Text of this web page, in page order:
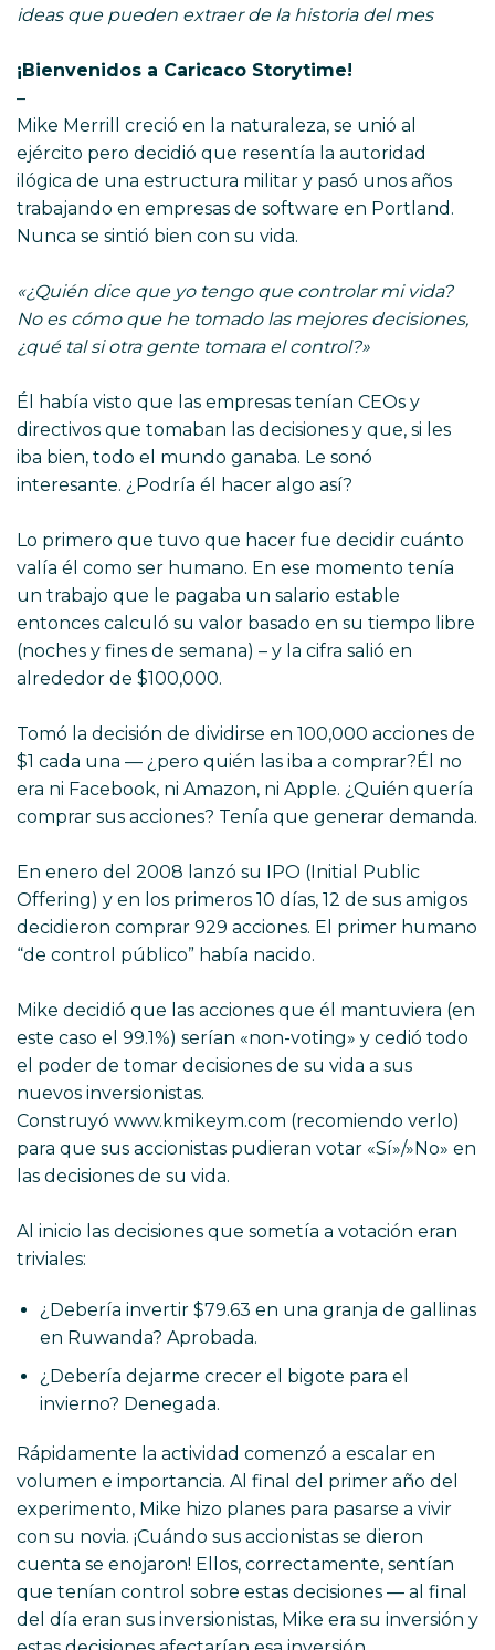
ideas que pueden extraer de la historia del mes
¡Bienvenidos a Caricaco Storytime!
–
Mike Merrill creció en la naturaleza, se unió al
ejército pero decidió que resentía la autoridad
ilógica de una estructura militar y pasó unos años
trabajando en empresas de software en Portland.
Nunca se sintió bien con su vida.
«¿Quién dice que yo tengo que controlar mi vida?
No es cómo que he tomado las mejores decisiones,
¿qué tal si otra gente tomara el control?»
Él había visto que las empresas tenían CEOs y
directivos que tomaban las decisiones y que, si les
iba bien, todo el mundo ganaba. Le sonó
interesante. ¿Podría él hacer algo así?
Lo primero que tuvo que hacer fue decidir cuánto
valía él como ser humano. En ese momento tenía
un trabajo que le pagaba un salario estable
entonces calculó su valor basado en su tiempo libre
(noches y fines de semana) – y la cifra salió en
alrededor de $100,000.
Tomó la decisión de dividirse en 100,000 acciones de
$1 cada una — ¿pero quién las iba a comprar?Él no
era ni Facebook, ni Amazon, ni Apple. ¿Quién quería
comprar sus acciones? Tenía que generar demanda.
En enero del 2008 lanzó su IPO (Initial Public
Offering) y en los primeros 10 días, 12 de sus amigos
decidieron comprar 929 acciones. El primer humano
“de control público” había nacido.
Mike decidió que las acciones que él mantuviera (en
este caso el 99.1%) serían «non-voting» y cedió todo
el poder de tomar decisiones de su vida a sus
nuevos inversionistas.
Construyó www.kmikeym.com (recomiendo verlo)
para que sus accionistas pudieran votar «Sí»/»No» en
las decisiones de su vida.
Al inicio las decisiones que sometía a votación eran
triviales:
¿Debería invertir $79.63 en una granja de gallinas
en Ruwanda? Aprobada.
¿Debería dejarme crecer el bigote para el
invierno? Denegada.
Rápidamente la actividad comenzó a escalar en
volumen e importancia. Al final del primer año del
experimento, Mike hizo planes para pasarse a vivir
con su novia. ¡Cuándo sus accionistas se dieron
cuenta se enojaron! Ellos, correctamente, sentían
que tenían control sobre estas decisiones — al final
del día eran sus inversionistas, Mike era su inversión y